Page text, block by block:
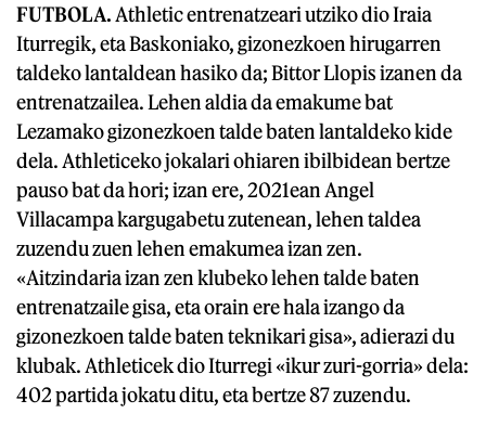
FUTBOLA. Athletic entrenatzeari utziko dio Iraia
Iturregik, eta Baskoniako, gizonezkoen hirugarren
taldeko lantaldean hasiko da; Bittor Llopis izanen da
entrenatzailea. Lehen aldia da emakume bat
Lezamako gizonezkoen talde baten lantaldeko kide
dela. Athleticeko jokalari ohiaren ibilbidean bertze
pauso bat da hori; izan ere, 2021ean Angel
Villacampa kargugabetu zutenean, lehen taldea
zuzendu zuen lehen emakumea izan zen.
«Aitzindaria izan zen klubeko lehen talde baten
entrenatzaile gisa, eta orain ere hala izango da
gizonezkoen talde baten teknikari gisa», adierazi du
klubak. Athleticek dio Iturregi «ikur zuri-gorria» dela:
402 partida jokatu ditu, eta bertze 87 zuzendu.